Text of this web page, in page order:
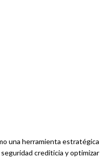
una herramienta estratégica
crediticia y optimizar